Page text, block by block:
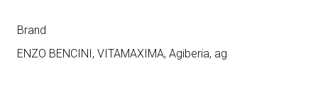
Brand
ENZO BENCINI, VITAMAXIMA, Agiberia, ag